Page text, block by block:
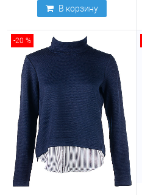
В корзину
-20 %